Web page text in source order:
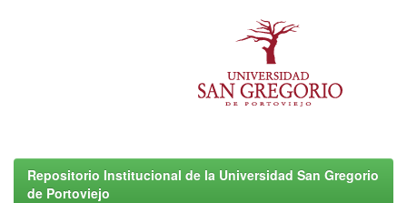
Repositorio Institucional de la Universidad San Gregorio
de Portoviejo